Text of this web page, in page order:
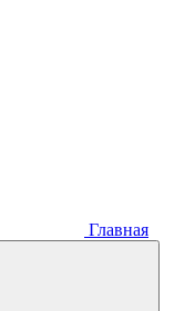
Главная